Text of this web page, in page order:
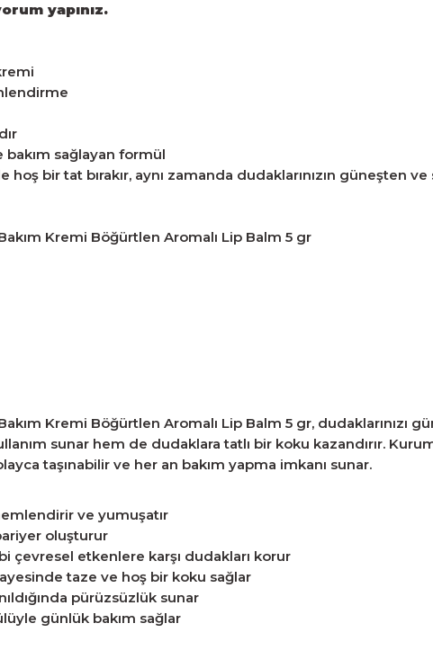
yapınız.
bakım sağlayan formül
bir tat bırakır, aynı zamanda dudaklarınızın güneşten
Kremi Böğürtlen Aromalı Lip Balm 5 gr
Kremi Böğürtlen Aromalı Lip Balm 5 gr, dudaklarınızı
sunar hem de dudaklara tatlı bir koku kazandırır.
taşınabilir ve her an bakım yapma imkanı sunar.
ve yumuşatır
oluşturur
çevresel etkenlere karşı dudakları korur
taze ve hoş bir koku sağlar
pürüzsüzlük sunar
günlük bakım sağlar